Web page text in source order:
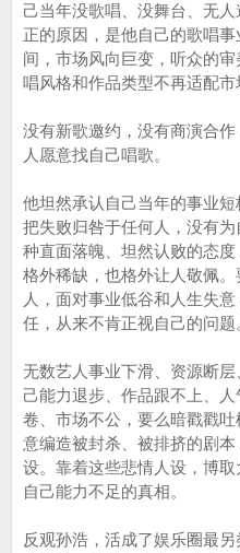
己当年没歌唱、没舞台、无
正的原因，是他自己的歌唱
间，市场风向巨变，听众的
唱风格和作品类型不再适配市
没有新歌邀约，没有商演合
人愿意找自己唱歌。
他坦然承认自己当年的事业
把失败归咎于任何人，没有
种直面落魄、坦然认败的态
格外稀缺，也格外让人敬佩
人，面对事业低谷和人生失
任，从来不肯正视自己的问题
无数艺人事业下滑、资源断
己能力退步、作品跟不上、
卷、市场不公，要么暗戳戳
意编造被封杀、被排挤的剧
设。靠着这些悲情人设，博
自己能力不足的真相。
反观孙浩，活成了娱乐圈最